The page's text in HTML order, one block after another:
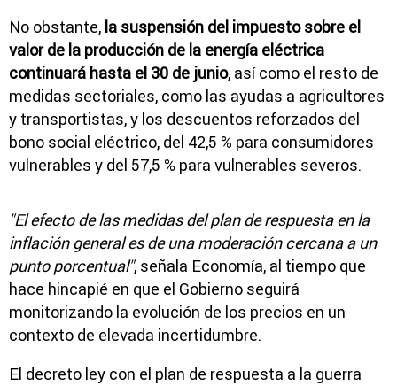
No obstante, la suspensión del impuesto sobre el
valor de la producción de la energía eléctrica
continuará hasta el 30 de junio, así como el resto de
medidas sectoriales, como las ayudas a agricultores
y transportistas, y los descuentos reforzados del
bono social eléctrico, del 42,5 % para consumidores
vulnerables y del 57,5 % para vulnerables severos.
"El efecto de las medidas del plan de respuesta en la
inflación general es de una moderación cercana a un
punto porcentual", señala Economía, al tiempo que
hace hincapié en que el Gobierno seguirá
monitorizando la evolución de los precios en un
contexto de elevada incertidumbre.
El decreto ley con el plan de respuesta a la guerra